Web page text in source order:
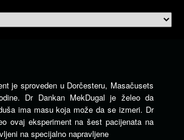
je sproveden u Dorčesteru, Masačusets
Dr Dankan MekDugal je želeo da
ima masu koja može da se izmeri. Dr
ovaj eksperiment na šest pacijenata na
na specijalno napravljene